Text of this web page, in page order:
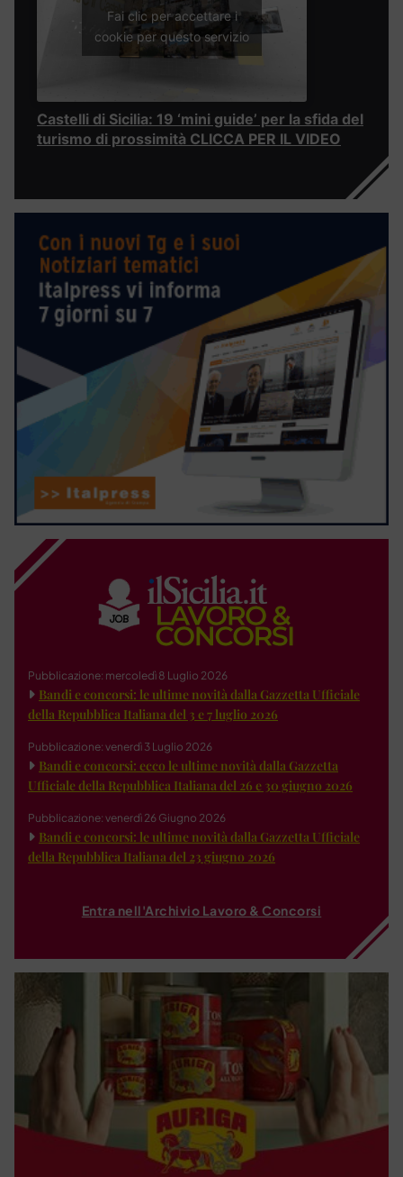
Fai clic per accettare i
cookie per questo servizio
Castelli di Sicilia: 19 ‘mini guide’ per la sfida del
turismo di prossimità CLICCA PER IL VIDEO
Pubblicazione: mercoledì 8 Luglio 2026
Bandi e concorsi: le ultime novità dalla Gazzetta Ufficiale
della Repubblica Italiana del 3 e 7 luglio 2026
Pubblicazione: venerdì 3 Luglio 2026
Bandi e concorsi: ecco le ultime novità dalla Gazzetta
Ufficiale della Repubblica Italiana del 26 e 30 giugno 2026
Pubblicazione: venerdì 26 Giugno 2026
Bandi e concorsi: le ultime novità dalla Gazzetta Ufficiale
della Repubblica Italiana del 23 giugno 2026
Entra nell'Archivio Lavoro & Concorsi